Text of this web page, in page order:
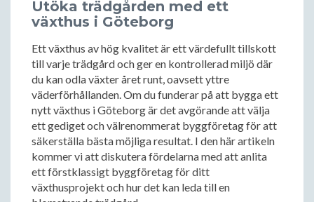
Utöka trädgården med ett
växthus i Göteborg
Ett växthus av hög kvalitet är ett värdefullt tillskott
till varje trädgård och ger en kontrollerad miljö där
du kan odla växter året runt, oavsett yttre
väderförhållanden. Om du funderar på att bygga ett
nytt växthus i Göteborg är det avgörande att välja
ett gediget och välrenommerat byggföretag för att
säkerställa bästa möjliga resultat. I den här artikeln
kommer vi att diskutera fördelarna med att anlita
ett förstklassigt byggföretag för ditt
växthusprojekt och hur det kan leda till en